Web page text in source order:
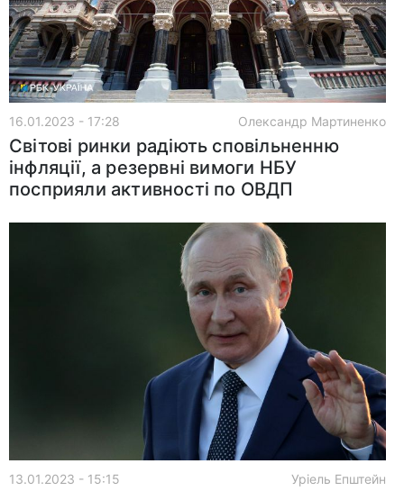
16.01.2023 - 17:28 Олександр Мартиненко
Світові ринки радіють сповільненню
інфляції, а резервні вимоги НБУ
посприяли активності по ОВДП
13.01.2023 - 15:15 Уріель Епштейн